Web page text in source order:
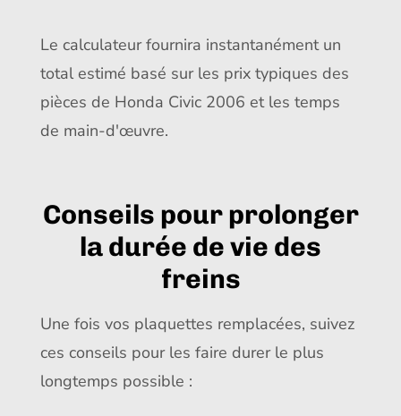
Le calculateur fournira instantanément un
total estimé basé sur les prix typiques des
pièces de Honda Civic 2006 et les temps
de main-d'œuvre.
Conseils pour prolonger
la durée de vie des
freins
Une fois vos plaquettes remplacées, suivez
ces conseils pour les faire durer le plus
longtemps possible :